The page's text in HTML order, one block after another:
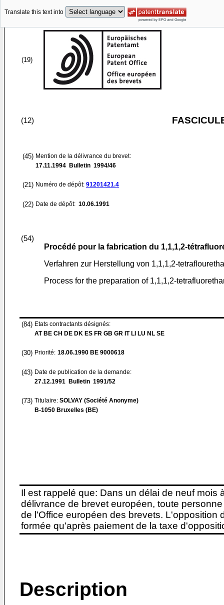
Translate this text into
(19)
(12)
(45) Mention de la délivrance du brevet:
17.11.1994 Bulletin 1994/46
(21) Numéro de dépôt: 91201421.4
(22) Date de dépôt: 10.06.1991
(54)
Procédé pour la fabrication du 1,1,1,2-
Verfahren zur Herstellung von 1,1,1,2-
Process for the preparation of 1,1,1,2-
(84) Etats contractants désignés:
AT BE CH DE DK ES FR GB GR IT LI LU NL SE
(30) Priorité: 18.06.1990 BE 9000618
(43) Date de publication de la demande:
27.12.1991 Bulletin 1991/52
(73) Titulaire: SOLVAY (Société Anonyme)
B-1050 Bruxelles (BE)
Il est rappelé que: Dans un délai de neuf
délivrance de brevet européen, toute
de l'Office européen des brevets. L'opposition
formée qu'après paiement de la taxe
Description